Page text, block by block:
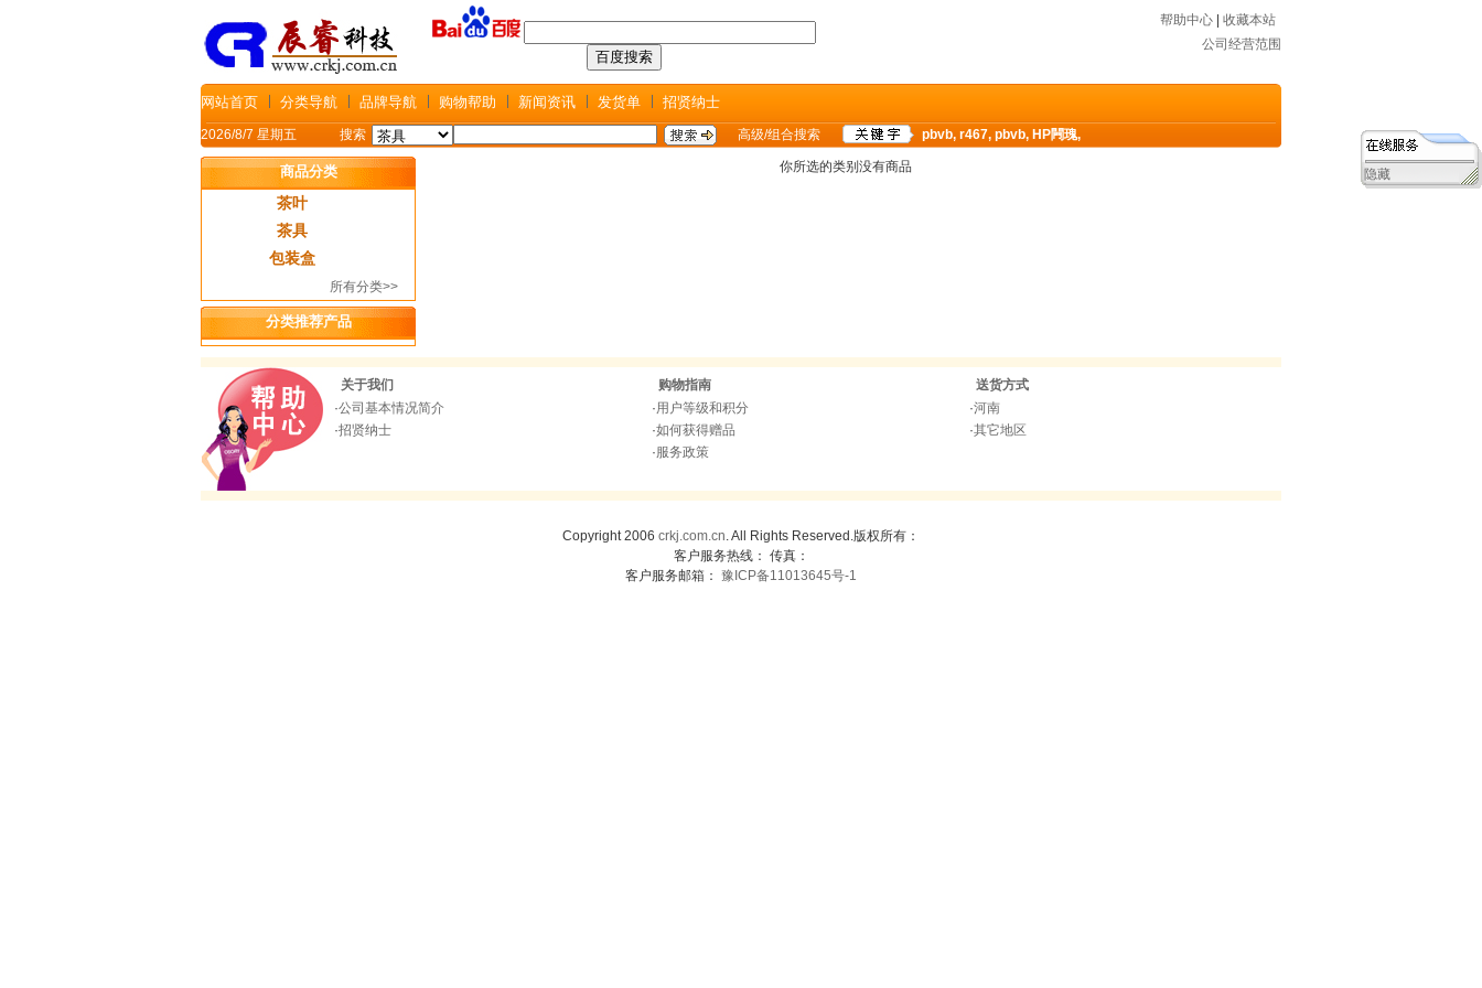
帮助中心
收藏本站
公司经营范围
网站首页 分类导航 品牌导航 购物帮助 新闻资讯 发货单 招贤纳士
2026/8/7 星期五 搜索 高级/组合搜索 pbvb, r467, pbvb, HP闁瑰,
隐藏
商品分类
茶叶
茶具
包装盒
所有分类>>
分类推荐产品
你所选的类别没有商品
关于我们
·公司基本情况简介
·招贤纳士
购物指南
·用户等级和积分
·如何获得赠品
·服务政策
送货方式
·河南
·其它地区
Copyright 2006 crkj.com.cn. All Rights Reserved.版权所有：
客户服务热线： 传真：
客户服务邮箱： 豫ICP备11013645号-1